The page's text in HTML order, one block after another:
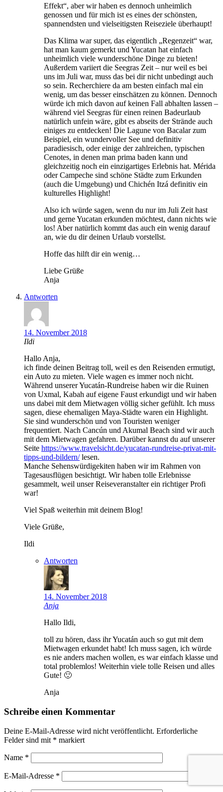
Effekt“, aber wir haben es dennoch unheimlich
genossen und für mich ist es eines der schönsten,
spannendsten und vielseitigsten Reiseziele überhaupt!
Das Klima war super, das eigentlich „Regenzeit“ war,
hat man kaum gemerkt und Yucatan hat einfach
unheimlich viele wunderschöne Dinge zu bieten!
Außerdem variiert die Seegras Zeit – nur weil es bei
uns im Juli war, muss das bei dir nicht unbedingt auch
so sein. Recherchiere da am besten einfach mal ein
wenig, um das besser einschätzen zu können. Dennoch
würde ich mich davon auf keinen Fall abhalten lassen –
während viel Seegras für einen reinen Badeurlaub
natürlich unfein wäre, gibt es abseits der Strände auch
einiges zu entdecken! Die Lagune von Bacalar zum
Beispiel, ein wundervoller See und definitiv
paradiesisch, oder einige der zahlreichen, typischen
Cenotes, in denen man prima baden kann und
gleichzeitig noch ein einzigartiges Erlebnis hat. Mérida
oder Campeche sind schöne Städte zum Erkunden
(auch die Umgebung) und Chichén Itzá definitiv ein
kulturelles Highlight!
Also ich würde sagen, wenn du nur im Juli Zeit hast
und gerne Yucatan erkunden möchtest, dann nichts wie
los! Aber natürlich kommt das auch ein wenig darauf
an, wie du dir deinen Urlaub vorstellst.
Hoffe das hilft dir ein wenig…
Liebe Grüße
Anja
Antworten
14. November 2018
Ildi
Hallo Anja,
ich finde deinen Beitrag toll, weil es den Reisenden ermutigt,
ein Auto zu mieten. Viele wagen es immer noch nicht.
Während unserer Yucatán-Rundreise haben wir die Ruinen
von Uxmal, Kabah auf eigene Faust erkundigt und wir haben
uns dabei mit dem Mietwagen völlig sicher gefühlt. Ich muss
sagen, diese ehemaligen Maya-Städte waren ein Highlight.
Sie sind wunderschön und von Touristen weniger
frequentiert. Nach Cancún und Akumal Beach sind wir auch
mit dem Mietwagen gefahren. Darüber kannst du auf unserer
Seite https://www.travelsicht.de/yucatan-rundreise-privat-mit-
tipps-und-bildern/lesen.
Manche Sehenswürdigekiten haben wir im Rahmen von
Tagesausflügen besichtigt. Wir haben tolle Erlebnisse
gesammelt, weil unser Reiseveranstalter ein richtiger Profi
war!
Viel Spaß weiterhin mit deinem Blog!
Viele Grüße,
Ildi
Antworten
14. November 2018
Anja
Hallo Ildi,
toll zu hören, dass ihr Yucatán auch so gut mit dem
Mietwagen erkundet habt! Ich muss sagen, ich würde
es nie anders machen wollen, es war einfach klasse und
total problemlos! Weiterhin viele tolle Reisen und alles
Gute! 🙂
Anja
Schreibe einen Kommentar
Deine E-Mail-Adresse wird nicht veröffentlicht. Erforderliche
Felder sind mit * markiert
Name *
E-Mail-Adresse *